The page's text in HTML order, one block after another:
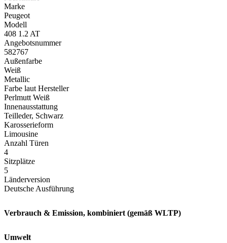
Marke
Peugeot
Modell
408 1.2 AT
Angebotsnummer
582767
Außenfarbe
Weiß
Metallic
Farbe laut Hersteller
Perlmutt Weiß
Innenausstattung
Teilleder, Schwarz
Karosserieform
Limousine
Anzahl Türen
4
Sitzplätze
5
Länderversion
Deutsche Ausführung
Verbrauch & Emission, kombiniert (gemäß WLTP)
Umwelt